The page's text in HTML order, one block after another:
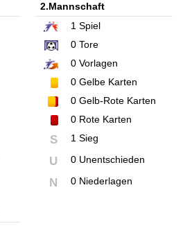
2.Mannschaft
1 Spiel
0Tore
0Vorlagen
0Gelbe Karten
0Gelb-Rote Karten
0Rote Karten
S 1 Sieg
U 0 Unentschieden
N 0 Niederlagen